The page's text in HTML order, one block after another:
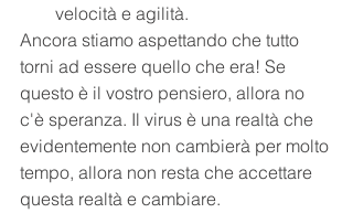
velocità e agilità.
Ancora stiamo aspettando che tutto
torni ad essere quello che era! Se
questo è il vostro pensiero, allora no
c'è speranza. Il virus è una realtà che
evidentemente non cambierà per molto
tempo, allora non resta che accettare
questa realtà e cambiare.